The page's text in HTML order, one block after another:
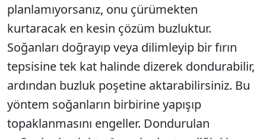
planlamıyorsanız, onu çürümekten
kurtaracak en kesin çözüm buzluktur.
Soğanları doğrayıp veya dilimleyip bir fırın
tepsisine tek kat halinde dizerek dondurabilir,
ardından buzluk poşetine aktarabilirsiniz. Bu
yöntem soğanların birbirine yapışıp
topaklanmasını engeller. Dondurulan